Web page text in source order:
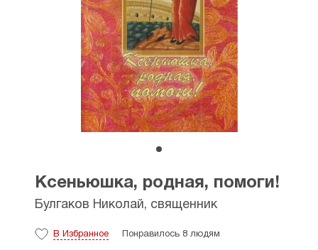
Ксеньюшка, родная, помоги!
Булгаков Николай, священник
В Избранное Понравилось 8 людям